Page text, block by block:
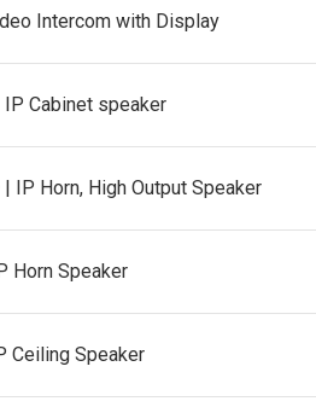
Intercom with Display
Cabinet speaker
IP Horn, High Output Speaker
Horn Speaker
Ceiling Speaker